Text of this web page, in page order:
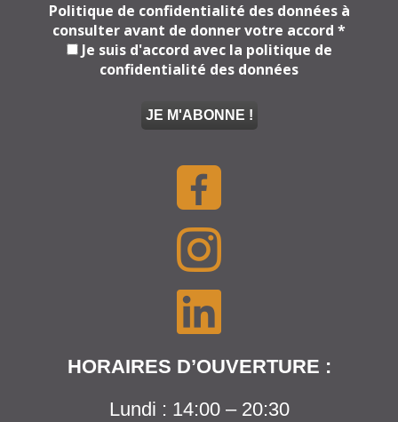
Politique de confidentialité des données à
consulter avant de donner votre accord *
Je suis d'accord avec la politique de
confidentialité des données
HORAIRES D’OUVERTURE :
Lundi : 14:00 – 20:30